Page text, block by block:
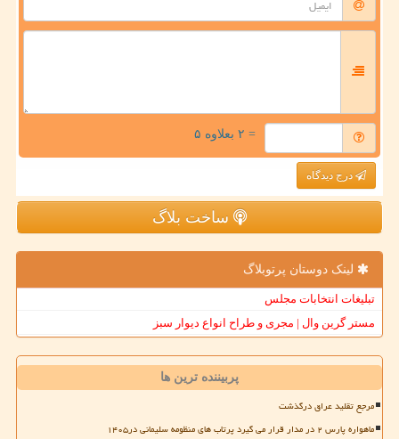
= ۲ بعلاوه ۵
درج دیدگاه
ساخت بلاگ
لینک دوستان پرتوبلاگ
تبلیغات انتخابات مجلس
مستر گرین وال | مجری و طراح انواع دیوار سبز
پربیننده ترین ها
مرجع تقلید عراق درگذشت
ماهواره پارس ۲ در مدار قرار می گیرد پرتاب های منظومه سلیمانی در۱۴۰۵